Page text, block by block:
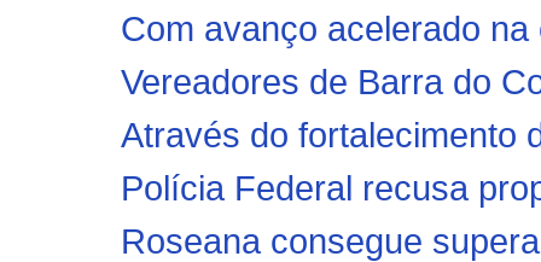
Com avanço acelerado
Vereadores de Barra do
Através do fortalecimento
Polícia Federal recusa
Roseana consegue